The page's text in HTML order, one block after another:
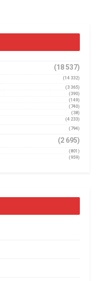
(18 537)
(14 332)
(3 365)
(390)
(149)
(740)
(38)
(4 233)
(794)
(2 695)
(801)
(959)